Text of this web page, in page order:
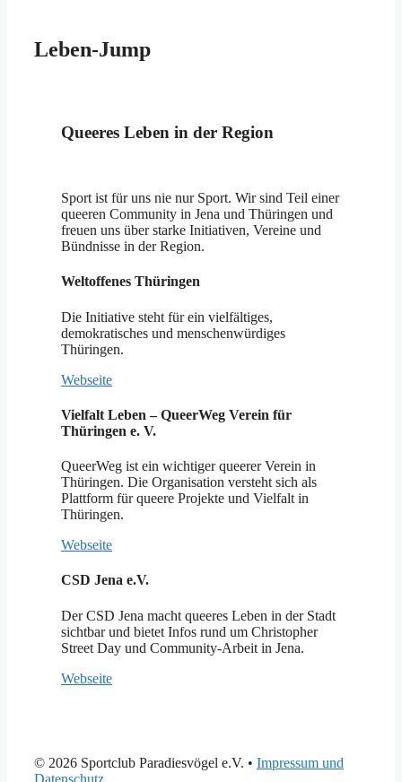
Leben-Jump
Queeres Leben in der Region
Sport ist für uns nie nur Sport. Wir sind Teil einer
queeren Community in Jena und Thüringen und
freuen uns über starke Initiativen, Vereine und
Bündnisse in der Region.
Weltoffenes Thüringen
Die Initiative steht für ein vielfältiges,
demokratisches und menschenwürdiges
Thüringen.
Webseite
Vielfalt Leben – QueerWeg Verein für
Thüringen e. V.
QueerWeg ist ein wichtiger queerer Verein in
Thüringen. Die Organisation versteht sich als
Plattform für queere Projekte und Vielfalt in
Thüringen.
Webseite
CSD Jena e.V.
Der CSD Jena macht queeres Leben in der Stadt
sichtbar und bietet Infos rund um Christopher
Street Day und Community-Arbeit in Jena.
Webseite
© 2026 Sportclub Paradiesvögel e.V. • Impressum und
Datenschutz